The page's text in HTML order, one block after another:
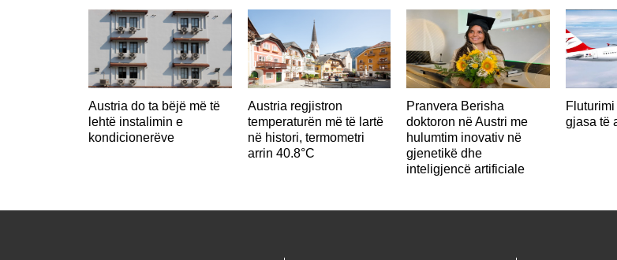
Austria do ta bëjë më të
lehtë instalimin e
kondicionerëve
Austria regjistron
temperaturën më të lartë
në histori, termometri
arrin 40.8°C
Pranvera Berisha
doktoron në Austri me
hulumtim inovativ në
gjenetikë dhe
inteligjencë artificiale
gjasa të